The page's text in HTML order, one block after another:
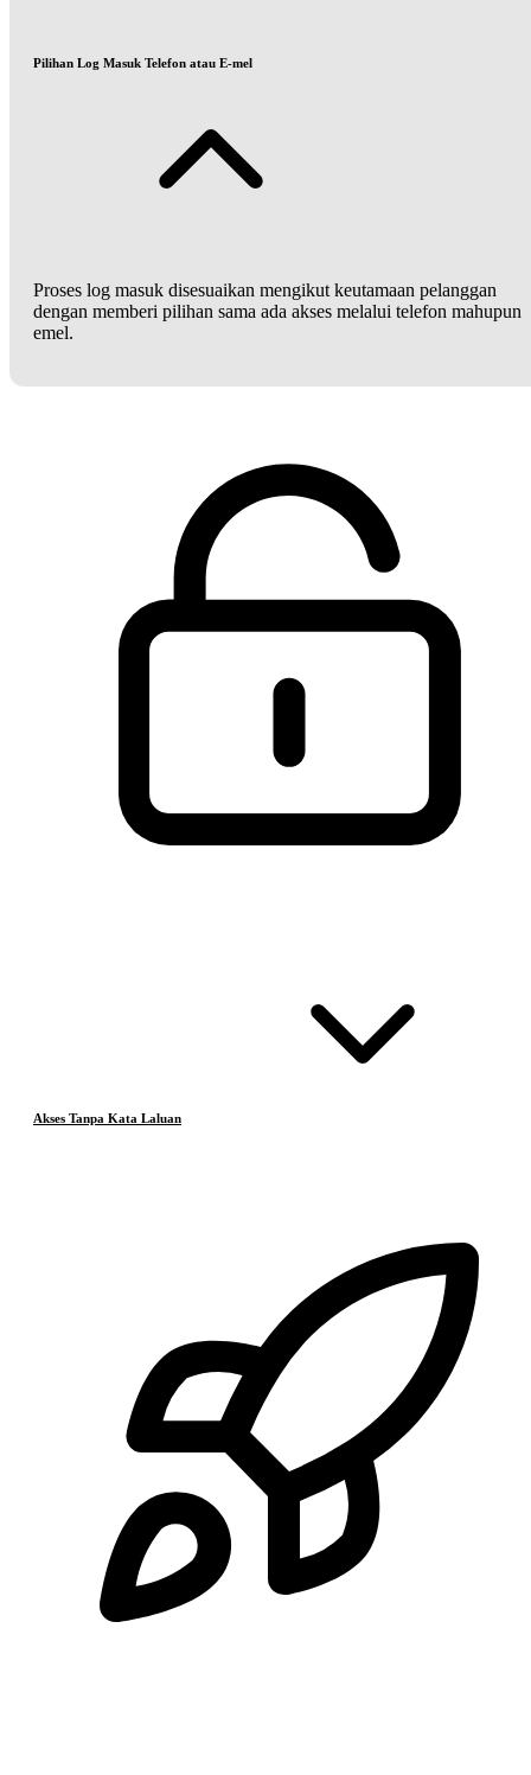
Pilihan Log Masuk Telefon atau E-mel
Proses log masuk disesuaikan mengikut keutamaan pelanggan
dengan memberi pilihan sama ada akses melalui telefon mahupun
emel.
Akses Tanpa Kata Laluan